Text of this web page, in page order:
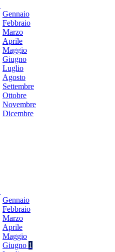
Gennaio
Febbraio
Marzo
Aprile
Maggio
Giugno
Luglio
Agosto
Settembre
Ottobre
Novembre
Dicembre
Gennaio
Febbraio
Marzo
Aprile
Maggio
Giugno 1